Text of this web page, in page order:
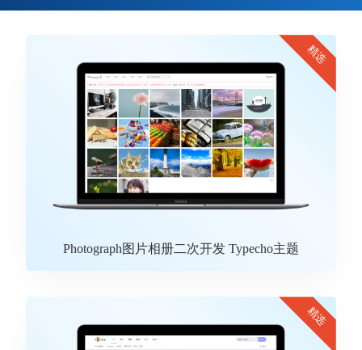
Photograph图片相册二次开发 Typecho主题
精选
精选